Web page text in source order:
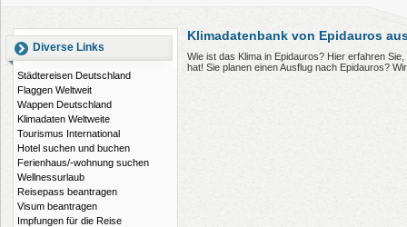
Diverse Links
Städtereisen Deutschland
Flaggen Weltweit
Wappen Deutschland
Klimadaten Weltweite
Tourismus International
Hotel suchen und buchen
Ferienhaus/-wohnung suchen
Wellnessurlaub
Reisepass beantragen
Visum beantragen
Impfungen für die Reise
Klimadatenbank von Epidauros
Wie ist das Klima in Epidauros? Hier erfahren
hat! Sie planen einen Ausflug nach Epidauros?